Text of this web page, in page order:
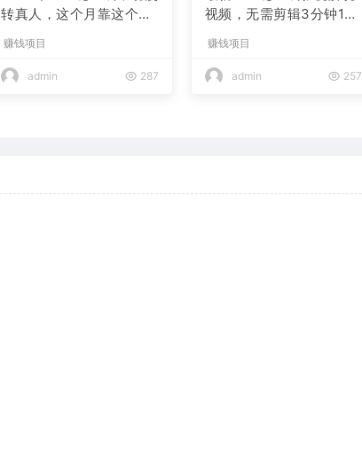
转真人，这个月靠这个AI
赚钱项目
admin 287
视频，无需剪辑3分钟1
现日入2000+
赚钱项目
admin 257